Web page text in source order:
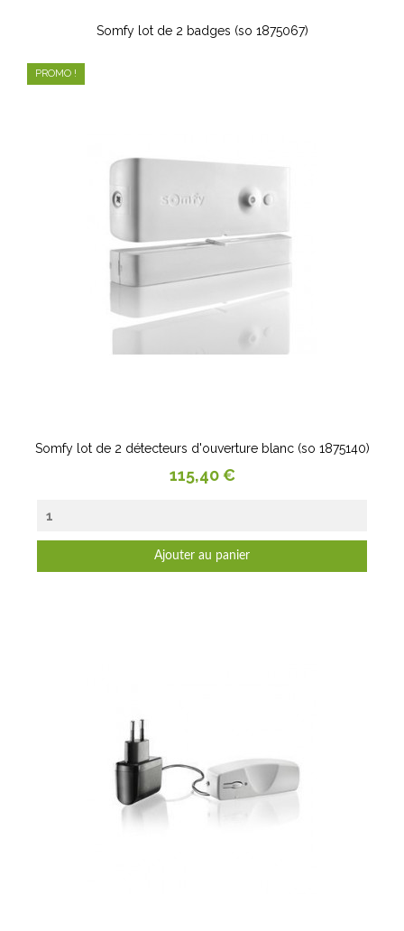
Somfy lot de 2 badges (so 1875067)
Somfy lot de 2 détecteurs d'ouverture blanc (so 1875140)
Prix
115,40 €
Ajouter au panier
PROMO !